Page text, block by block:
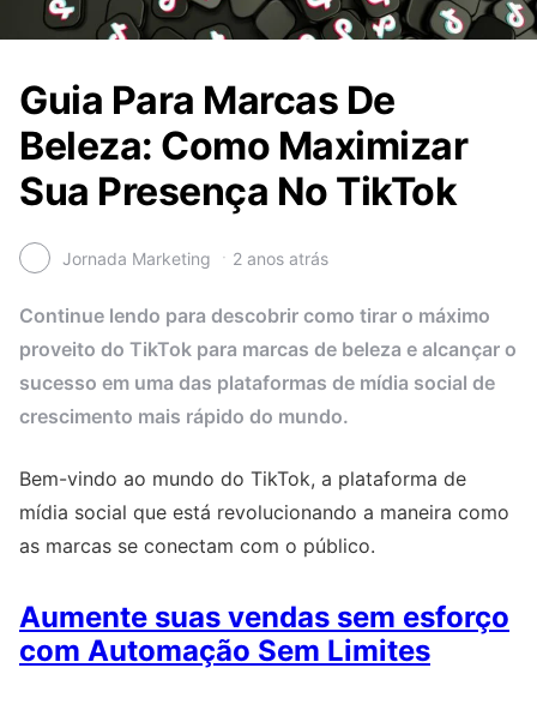
Guia Para Marcas De
Beleza: Como Maximizar
Sua Presença No TikTok
Jornada Marketing 2 anos atrás
Continue lendo para descobrir como tirar o máximo
proveito do TikTok para marcas de beleza e alcançar o
sucesso em uma das plataformas de mídia social de
crescimento mais rápido do mundo.
Bem-vindo ao mundo do TikTok, a plataforma de
mídia social que está revolucionando a maneira como
as marcas se conectam com o público.
Aumente suas vendas sem esforço
com Automação Sem Limites